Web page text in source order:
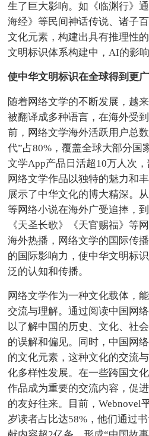
生了巨大影响。如《临渊行》
海经》等民间神话传说、诸子
文化元素，构建出具有推理性
文明标识体系构建中，AI的影
使中华文明标识在全球得到更
随着网络文学的不断发展，越
被翻译成多种语言，在海外受
前，网络文学海外活跃用户总
代”占80%，覆盖全球大部分国
文学App产品日活超10万人次
网络文学作品以独特的魅力和
展示了中华文化的博大精深。
等网络小说在海外广受追捧，
《天圣长歌》《天官赐福》等
海外热播，网络文学的国际传
的国际影响力，使中华文明标
泛的认知和传播。
网络文学作为一种文化载体，
交流与理解。通过阅读中国网
以了解中国的历史、文化、社
的误解和偏见。同时，中国网
的文化元素，这种文化的交流
化多样性发展。在一些跨国文
作品成为重要的交流内容，促
的友好往来。目前，Webnovel
岁读者占比达58%，他们通过